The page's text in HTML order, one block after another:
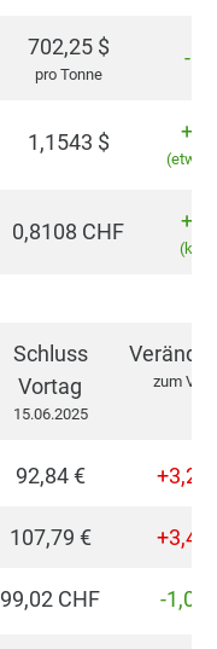
702,25$
pro Tonne
-
1,1543 $
0,8108 CHF
Schluss
Vortag
15.06.2025
zum
92,84 €
107,79 €
99,02 CHF -